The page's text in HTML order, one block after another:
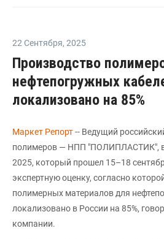
22 Сентября, 2025
Производство
нефтепогружных
локализовано на 85%
Маркет Репорт-- Ведущий
полимеров — НПП "ПОЛИПЛАСТИК",
2025, который прошел 15–18
экспертную оценку, согласно
полимерных материалов для
локализовано в России на 85%,
компании.